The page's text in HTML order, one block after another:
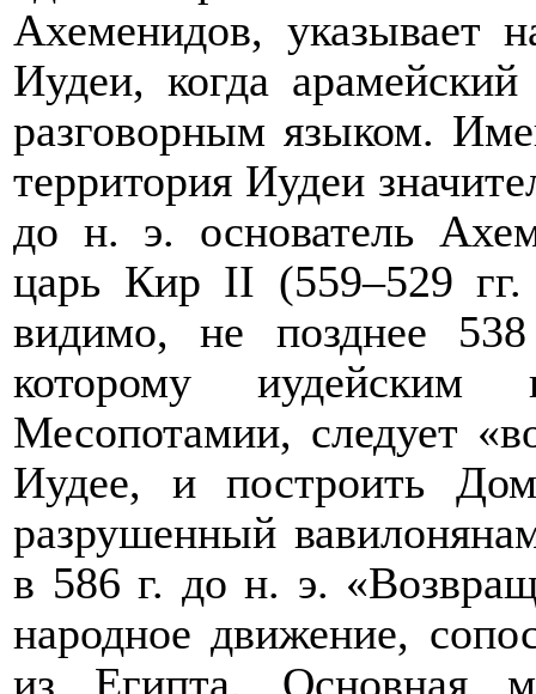
Ахеменидов, указывает
Иудеи, когда
разговорным языком.
территория Иудеи
до н. э. основатель
царь Кир II (559–529
видимо, не позднее
которому иудейским
Месопотамии, следует
Иудее, и построить
разрушенный
в 586 г. до н. э.
народное движение,
из Египта. Основная